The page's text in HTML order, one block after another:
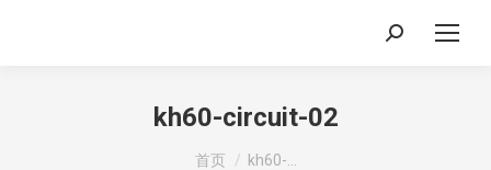
搜
kh60-circuit-02
你在这里：
首页 kh60-…